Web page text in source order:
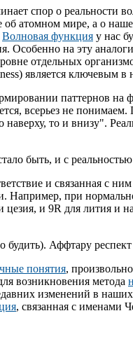
спор о
атомном мире, а о
Волновая функция у нас
Особенно на эту
отдельных
является ключевым в
паттернов
всерьез не
то и внизу".
быть, и с
и связанная с
Например, при
и 9R для лития
будить). Аффтару
понятия,
возникновения метода
изменений в
, связанная с именами